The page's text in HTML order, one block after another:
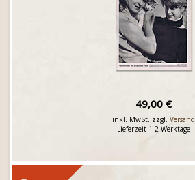
49,00 €
inkl. MwSt. zzgl. Versand
Lieferzeit 1-2 Werktage